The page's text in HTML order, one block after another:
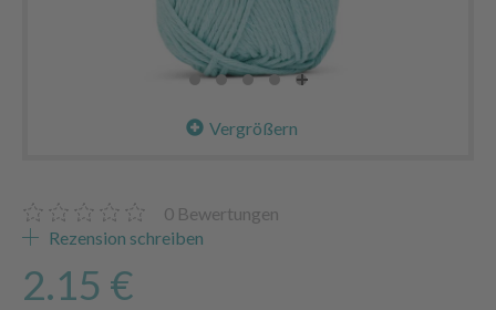
Vergrößern
0 Bewertungen
Rezension schreiben
2.15 €